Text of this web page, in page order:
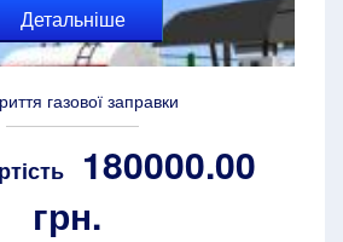
Детальніше
газової заправки
180000.00
грн.